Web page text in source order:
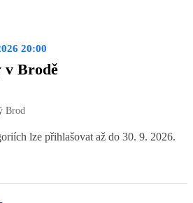
20:00
v Brodě
Brod
lze přihlašovat až do 30. 9. 2026.